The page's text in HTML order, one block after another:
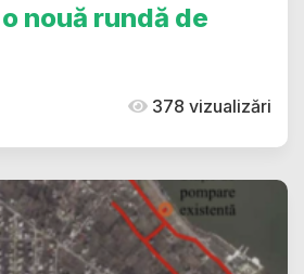
nouă rundă de
378 vizualizări